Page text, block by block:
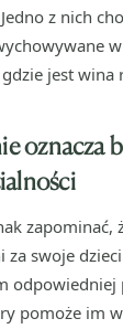
z nich
jest wina
oznacza
zapominać,
za swoje
odpowiedniej
pomoże im